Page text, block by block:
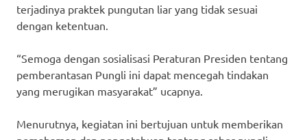
terjadinya praktek pungutan liar yang tidak sesuai
dengan ketentuan.
“Semoga dengan sosialisasi Peraturan Presiden tentang
pemberantasan Pungli ini dapat mencegah tindakan
yang merugikan masyarakat” ucapnya.
Menurutnya, kegiatan ini bertujuan untuk memberikan